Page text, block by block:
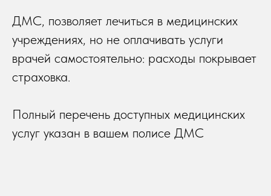
ДМС, позволяет лечиться в медицинских
учреждениях, но не оплачивать услуги
врачей самостоятельно: расходы покрывает
страховка.
Полный перечень доступных медицинских
услуг указан в вашем полисе ДМС